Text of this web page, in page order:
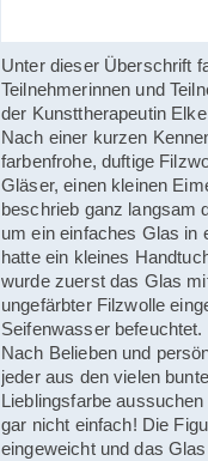
Unter dieser Überschrift
Teilnehmerinnen und
der Kunsttherapeutin
Nach einer kurzen
farbenfrohe, duftige
Gläser, einen kleinen
beschrieb ganz langsam
um ein einfaches Glas in
hatte ein kleines
wurde zuerst das Glas
ungefärbter Filzwolle
Seifenwasser
Nach Belieben und
jeder aus den vielen
Lieblingsfarbe
gar nicht einfach! Die
eingeweicht und das